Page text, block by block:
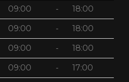
09:00 - 18:00
09:00 - 18:00
09:00 - 18:00
09:00 - 17:00